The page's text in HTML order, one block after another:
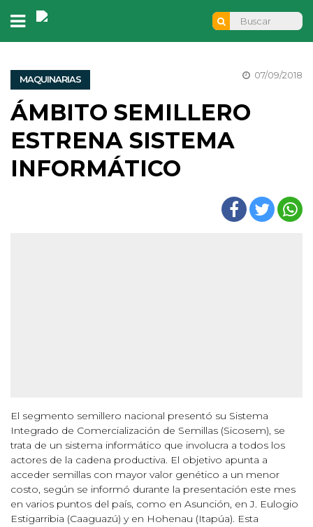
MAQUINARIAS 07/09/2018
ÁMBITO SEMILLERO
ESTRENA SISTEMA
INFORMÁTICO
El segmento semillero nacional presentó su Sistema
Integrado de Comercialización de Semillas (Sicosem), se
trata de un sistema informático que involucra a todos los
actores de la cadena productiva. El objetivo apunta a
acceder semillas con mayor valor genético a un menor
costo, según se informó durante la presentación este mes
en varios puntos del país, como en Asunción, en J. Eulogio
Estigarribia (Caaguazú) y en Hohenau (Itapúa). Esta